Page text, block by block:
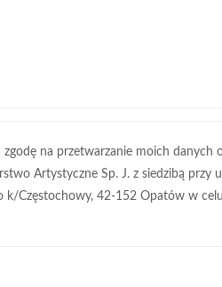
zgodę na przetwarzanie moich danych
Artystyczne Sp. J. z siedzibą przy
k/Częstochowy, 42-152 Opatów w